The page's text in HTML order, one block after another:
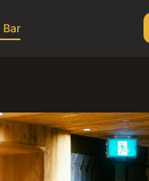
Bar